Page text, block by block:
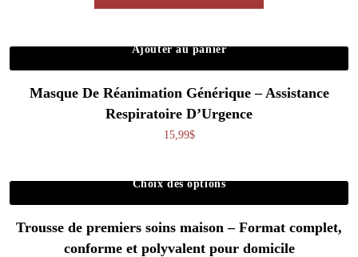
Ajouter au panier
Masque De Réanimation Générique – Assistance
Respiratoire D’Urgence
15,99$
Choix des options
Trousse de premiers soins maison – Format complet,
conforme et polyvalent pour domicile